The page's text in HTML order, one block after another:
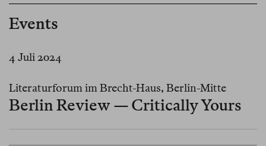
Events
4 Juli 2024
Literaturforum im Brecht-Haus, Berlin-Mitte
Berlin Review — Critically Yours